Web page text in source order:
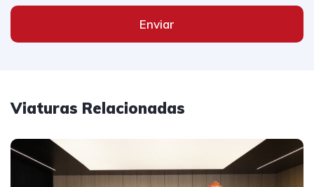
Enviar
Viaturas Relacionadas